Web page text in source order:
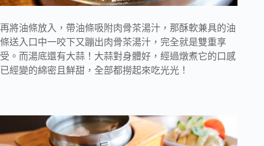
再將油條放入，帶油條吸附肉骨茶湯汁，那酥軟兼具的油
條送入口中一咬下又蹦出肉骨茶湯汁，完全就是雙重享
受。而湯底還有大蒜！大蒜對身體好，經過燉煮它的口感
已經變的綿密且鮮甜，全部都撈起來吃光光！